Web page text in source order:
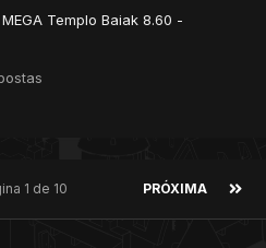
Templo Baiak 8.60 -
PRÓXIMA
1 de 10